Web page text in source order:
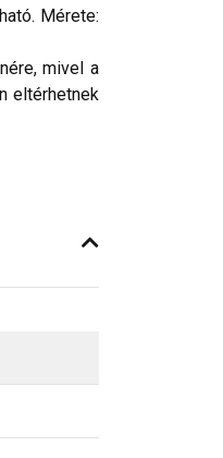
Mérete:
mivel a
eltérhetnek